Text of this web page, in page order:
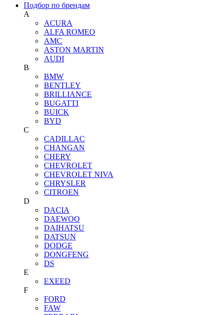
Подбор по брендам
A
ACURA
ALFA ROMEO
AMC
ASTON MARTIN
AUDI
B
BMW
BENTLEY
BRILLIANCE
BUGATTI
BUICK
BYD
C
CADILLAC
CHANGAN
CHERY
CHEVROLET
CHEVROLET NIVA
CHRYSLER
CITROEN
D
DACIA
DAEWOO
DAIHATSU
DATSUN
DODGE
DONGFENG
DS
E
EXEED
F
FORD
FAW